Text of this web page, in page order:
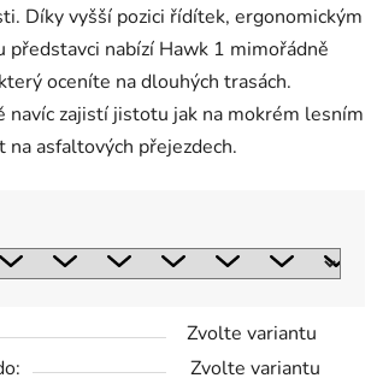
Díky vyšší pozici řídítek, ergonomickým
představci nabízí Hawk 1 mimořádně
oceníte na dlouhých trasách.
navíc zajistí jistotu jak na mokrém lesním
asfaltových přejezdech.
Zvolte variantu
Zvolte variantu